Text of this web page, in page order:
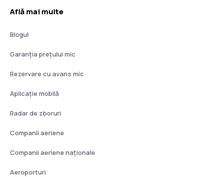
Află mai multe
Blogul
Garanția prețului mic
Rezervare cu avans mic
Aplicație mobilă
Radar de zboruri
Companii aeriene
Companii aeriene naţionale
Aeroporturi